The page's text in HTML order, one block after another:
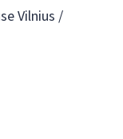
Vilnius /